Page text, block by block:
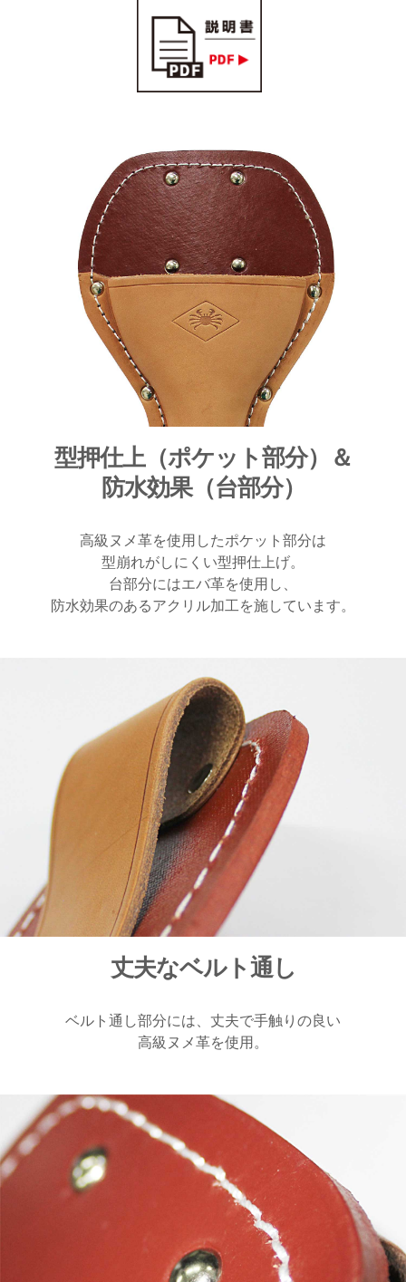
型押仕上（ポケット部分）＆
防水効果（台部分）
高級ヌメ革を使用したポケット部分は
型崩れがしにくい型押仕上げ。
台部分にはエバ革を使用し、
防水効果のあるアクリル加工を施しています。
丈夫なベルト通し
ベルト通し部分には、丈夫で手触りの良い
高級ヌメ革を使用。